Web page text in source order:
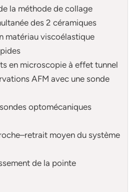
la méthode de collage
des 2 céramiques
matériau viscoélastique
en microscopie à effet tunnel
AFM avec une sonde
optomécaniques
moyen du système
de la pointe